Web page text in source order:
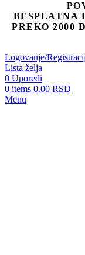
BESPLATNA
PREKO 2000
Logovanje/
Lista želja
0 Uporedi
0 items 0.00 RSD
Menu